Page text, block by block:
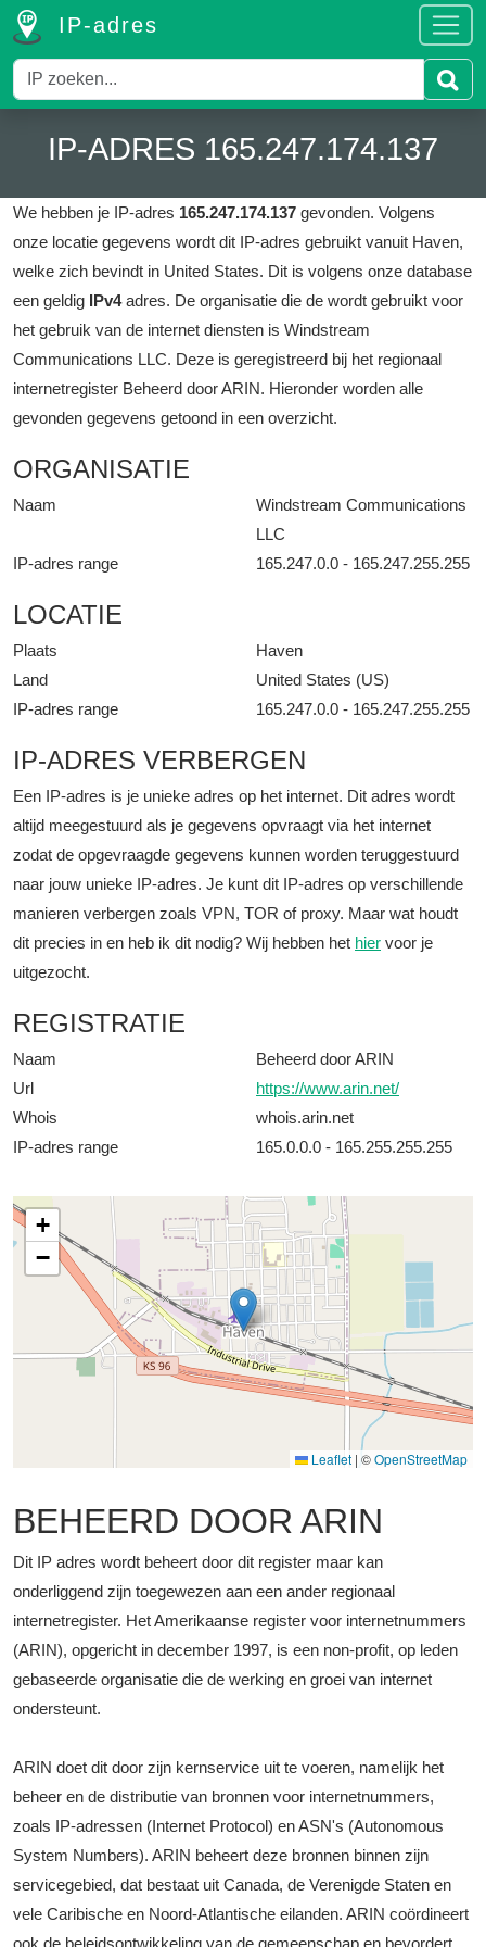
IP-adres
IP-ADRES 165.247.174.137
We hebben je IP-adres 165.247.174.137 gevonden. Volgens
onze locatie gegevens wordt dit IP-adres gebruikt vanuit Haven,
welke zich bevindt in United States. Dit is volgens onze database
een geldig IPv4adres. De organisatie die de wordt gebruikt voor
het gebruik van de internet diensten is Windstream
Communications LLC. Deze is geregistreerd bij het regionaal
internetregister Beheerd door ARIN. Hieronder worden alle
gevonden gegevens getoond in een overzicht.
ORGANISATIE
Naam
Windstream Communications
LLC
IP-adres range
165.247.0.0 - 165.247.255.255
LOCATIE
Plaats
Haven
Land
United States (US)
IP-adres range
165.247.0.0 - 165.247.255.255
IP-ADRES VERBERGEN
Een IP-adres is je unieke adres op het internet. Dit adres wordt
altijd meegestuurd als je gegevens opvraagt via het internet
zodat de opgevraagde gegevens kunnen worden teruggestuurd
naar jouw unieke IP-adres. Je kunt dit IP-adres op verschillende
manieren verbergen zoals VPN, TOR of proxy. Maar wat houdt
dit precies in en heb ik dit nodig? Wij hebben het hier voor je
uitgezocht.
REGISTRATIE
Naam
Beheerd door ARIN
Url
https://www.arin.net/
Whois
whois.arin.net
IP-adres range
165.0.0.0 - 165.255.255.255
+
−
Leaflet | ©OpenStreetMap
BEHEERD DOOR ARIN
Dit IP adres wordt beheert door dit register maar kan
onderliggend zijn toegewezen aan een ander regionaal
internetregister. Het Amerikaanse register voor internetnummers
(ARIN), opgericht in december 1997, is een non-profit, op leden
gebaseerde organisatie die de werking en groei van internet
ondersteunt.
ARIN doet dit door zijn kernservice uit te voeren, namelijk het
beheer en de distributie van bronnen voor internetnummers,
zoals IP-adressen (Internet Protocol) en ASN's (Autonomous
System Numbers). ARIN beheert deze bronnen binnen zijn
servicegebied, dat bestaat uit Canada, de Verenigde Staten en
vele Caribische en Noord-Atlantische eilanden. ARIN coördineert
ook de beleidsontwikkeling van de gemeenschap en bevordert